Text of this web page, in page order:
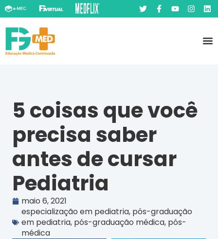
5 coisas que você
precisa saber
antes de cursar
Pediatria
maio 6, 2021
especialização em pediatria, pós-graduação
em pediatria, pós-graduação médica, pós-
médica